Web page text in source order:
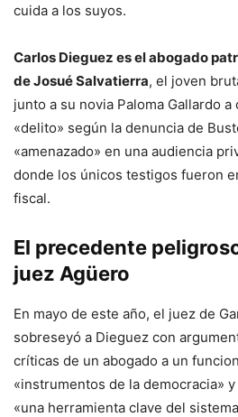
cuida a los suyos.
Carlos Dieguez es el abogado
de Josué Salvatierra, el joven
junto a su novia Paloma Gallardo
«delito» según la denuncia de
«amenazado» en una audiencia
donde los únicos testigos fueron
fiscal.
El precedente
juez Agüero
En mayo de este año, el juez de
sobreseyó a Dieguez con
críticas de un abogado a un
«instrumentos de la democracia»
«una herramienta clave del